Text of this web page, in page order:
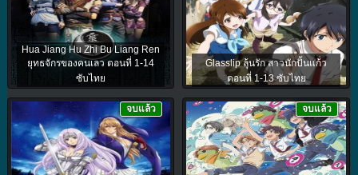
Hua Jiang Hu Zhi Bu Liang Ren
ยุทธจักรของคนเลว ตอนที่ 1-14
ซับไทย
Glasslip ลุ้นรัก สาวนักปั้นแก้ว
ตอนที่ 1-13 ซับไทย
จบแล้ว จบแล้ว